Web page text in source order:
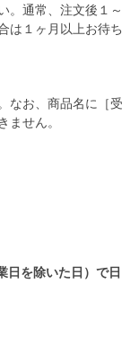
。通常、注文後１～
は１ヶ月以上お待ち
なお、商品名に［受
ません。
日を除いた日）で日